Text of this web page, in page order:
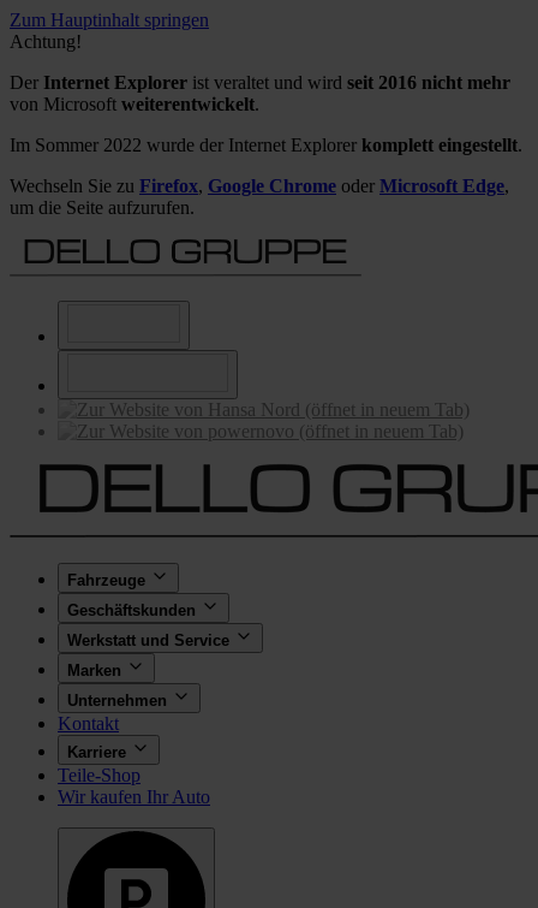
Zum Hauptinhalt springen
Achtung!
Der Internet Explorer ist veraltet und wird seit 2016 nicht mehr
von Microsoft weiterentwickelt.
Im Sommer 2022 wurde der Internet Explorer komplett eingestellt.
Wechseln Sie zu Firefox, Google Chrome oder Microsoft Edge,
um die Seite aufzurufen.
Fahrzeuge
Geschäftskunden
Werkstatt und Service
Marken
Unternehmen
Kontakt
Karriere
Teile-Shop
Wir kaufen Ihr Auto